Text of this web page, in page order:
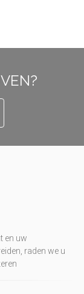
en uw
raden we u